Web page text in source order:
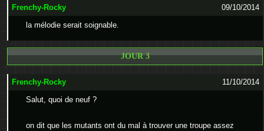
Frenchy-Rocky
09/10/2014
la mélodie serait soignable.
JOUR 3
Frenchy-Rocky
11/10/2014
Salut, quoi de neuf ?
on dit que les mutants ont du mal à trouver une troupe assez